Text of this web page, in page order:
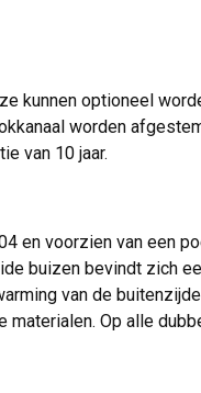
kunnen optioneel
worden
van 10 jaar.
en voorzien van een
buizen bevindt zich
van de
Op alle